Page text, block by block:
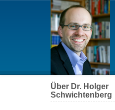
Über Dr. Holger
Schwichtenberg